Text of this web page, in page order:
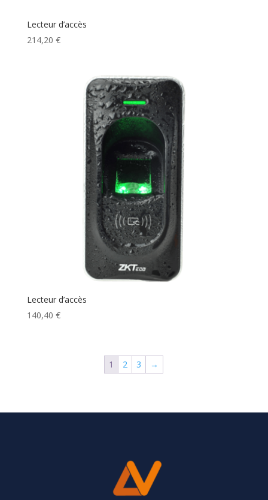
Lecteur d’accès
214,20 €
Lecteur d’accès
140,40 €
1 2 3 →